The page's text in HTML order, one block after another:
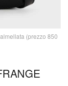
(prezzo 850